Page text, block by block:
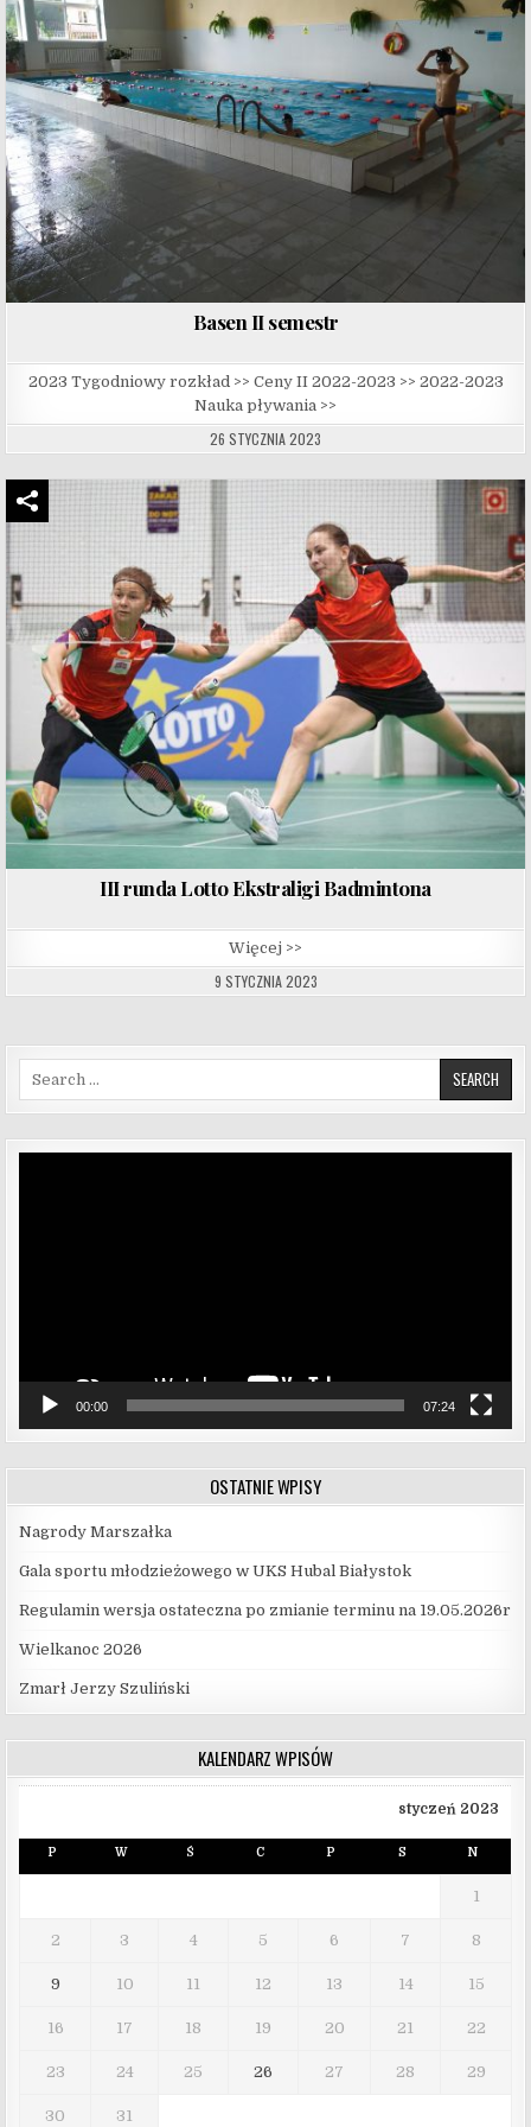
Basen II semestr
2023 Tygodniowy rozkład >> Ceny II 2022-2023 >> 2022-2023
Nauka pływania >>
26 STYCZNIA 2023
III runda Lotto Ekstraligi Badmintona
Więcej >>
9 STYCZNIA 2023
00:00 07:24
OSTATNIE WPISY
Nagrody Marszałka
Gala sportu młodzieżowego w UKS Hubal Białystok
Regulamin wersja ostateczna po zmianie terminu na 19.05.2026r
Wielkanoc 2026
Zmarł Jerzy Szuliński
KALENDARZ WPISÓW
styczeń 2023
P W Ś C P S N
1
2 3 4 5 6 7 8
9 10 11 12 13 14 15
16 17 18 19 20 21 22
23 24 25 26 27 28 29
30 31